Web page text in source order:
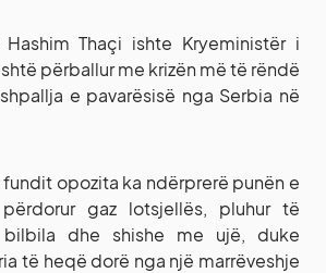
Thaçi ishte Kryeministër i
përballur me krizën më të rëndë
e pavarësisë nga Serbia në
opozita ka ndërprerë punën e
gaz lotsjellës, pluhur të
dhe shishe me ujë, duke
të heqë dorë nga një marrëveshje